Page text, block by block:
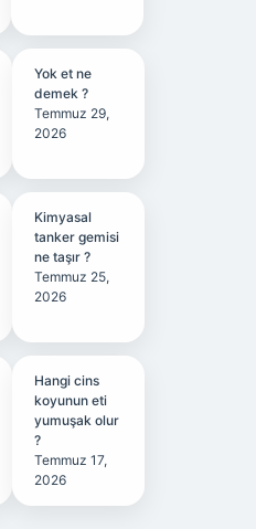
Yok et ne
demek ?
Temmuz 29,
2026
Kimyasal
tanker gemisi
ne taşır ?
Temmuz 25,
2026
Hangi cins
koyunun eti
yumuşak olur
?
Temmuz 17,
2026